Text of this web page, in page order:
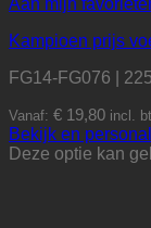
Aan mijn
Kampioen prijs
FG14-FG076 |
Vanaf: € 19,80 incl.
Bekijk en
Deze optie kan